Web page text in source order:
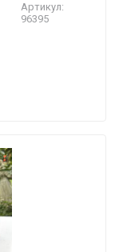
Артикул:
96395